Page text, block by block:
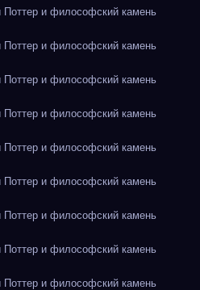
и философский камень
и философский камень
и философский камень
и философский камень
и философский камень
и философский камень
и философский камень
и философский камень
и философский камень